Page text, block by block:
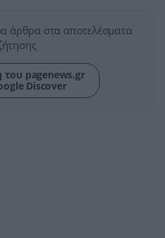
άρθρα στα αποτελέσματα
pagenews.gr
Discover